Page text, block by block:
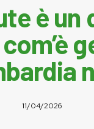
è un
11/04/2026